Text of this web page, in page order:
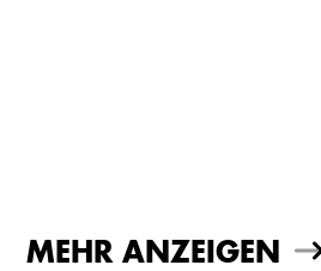
MEHR ANZEIGEN